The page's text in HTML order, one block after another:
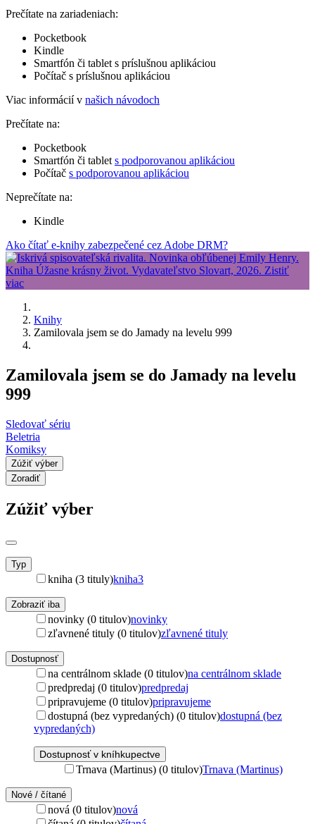
Prečítate na zariadeniach:
Pocketbook
Kindle
Smartfón či tablet s príslušnou aplikáciou
Počítač s príslušnou aplikáciou
Viac informácií v našich návodoch
Prečítate na:
Pocketbook
Smartfón či tablet s podporovanou aplikáciou
Počítač s podporovanou aplikáciou
Neprečítate na:
Kindle
Ako čítať e-knihy zabezpečené cez Adobe DRM?
Knihy
Zamilovala jsem se do Jamady na levelu 999
Zamilovala jsem se do Jamady na levelu
999
Sledovať sériu
Beletria
Komiksy
Zúžiť výber
Zoradiť
Zúžiť výber
Typ
kniha (3 tituly)kniha3
Zobraziť iba
novinky (0 titulov)novinky
zľavnené tituly (0 titulov)zľavnené tituly
Dostupnosť
na centrálnom sklade (0 titulov)na centrálnom sklade
predpredaj (0 titulov)predpredaj
pripravujeme (0 titulov)pripravujeme
dostupná (bez vypredaných) (0 titulov)dostupná (bez
vypredaných)
Dostupnosť v kníhkupectve
Trnava (Martinus) (0 titulov)Trnava (Martinus)
Nové / čítané
nová (0 titulov)nová